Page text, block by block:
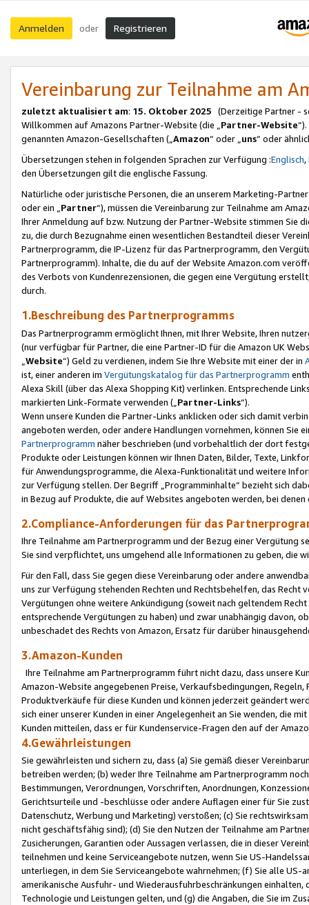
Anmelden oder Registrieren
Vereinbarung zur Teilnahme am
zuletzt aktualisiert am: 15. Oktober 2025 (Derzeitige Partner -
Willkommen auf Amazons Partner-Website (die „Partner-Website
genannten Amazon-Gesellschaften („Amazon“ oder „uns“ oder
Übersetzungen stehen in folgenden Sprachen zur Verfügung :Englisch,
den Übersetzungen gilt die englische Fassung.
Natürliche oder juristische Personen, die an unserem Marketing-
oder ein „Partner“), müssen die Vereinbarung zur Teilnahme am
Ihrer Anmeldung auf bzw. Nutzung der Partner-Website stimmen Sie
zu, die durch Bezugnahme einen wesentlichen Bestandteil dieser
Partnerprogramm, die IP-Lizenz für das Partnerprogramm, den
Partnerprogramm). Inhalte, die du auf der Website Amazon.com
des Verbots von Kundenrezensionen, die gegen eine Vergütung
durch.
1.Beschreibung des Partnerprogramms
Das Partnerprogramm ermöglicht Ihnen, mit Ihrer Website, Ihren
(nur verfügbar für Partner, die eine Partner-ID für die Amazon UK
Website“) Geld zu verdienen, indem Sie Ihre Website mit einer der in
ist, einer anderen im Vergütungskatalog für das Partnerprogramm
Alexa Skill (über das Alexa Shopping Kit) verlinken. Entsprechende
markierten Link-Formate verwenden („ Partner-Links“).
Wenn unsere Kunden die Partner-Links anklicken oder sich damit
angeboten werden, oder andere Handlungen vornehmen, können Sie
Partnerprogramm näher beschrieben (und vorbehaltlich der dort
Produkte oder Leistungen können wir Ihnen Daten, Bilder, Texte,
für Anwendungsprogramme, die Alexa-Funktionalität und weitere
zur Verfügung stellen. Der Begriff „Programminhalte“ bezieht sich
in Bezug auf Produkte, die auf Websites angeboten werden, bei
2.Compliance-Anforderungen für das
Ihre Teilnahme am Partnerprogramm und der Bezug einer Vergütung
Sie sind verpflichtet, uns umgehend alle Informationen zu geben, die
Für den Fall, dass Sie gegen diese Vereinbarung oder andere
uns zur Verfügung stehenden Rechten und Rechtsbehelfen, das
Vergütungen ohne weitere Ankündigung (soweit nach geltendem
entsprechende Vergütungen zu haben) und zwar unabhängig davon,
unbeschadet des Rechts von Amazon, Ersatz für darüber
3.Amazon-Kunden
Ihre Teilnahme am Partnerprogramm führt nicht dazu, dass unsere
Amazon-Website angegebenen Preise, Verkaufsbedingungen,
Produktverkäufe für diese Kunden und können jederzeit geändert
sich einer unserer Kunden in einer Angelegenheit an Sie wenden, die
Kunden mitteilen, dass er für Kundenservice-Fragen den auf der
4.Gewährleistungen
Sie gewährleisten und sichern zu, dass (a) Sie gemäß dieser
betreiben werden; (b) weder Ihre Teilnahme am Partnerprogramm
Bestimmungen, Verordnungen, Vorschriften, Anordnungen,
Gerichtsurteile und -beschlüsse oder andere Auflagen einer für Sie
Datenschutz, Werbung und Marketing) verstoßen; (c) Sie
nicht geschäftsfähig sind); (d) Sie den Nutzen der Teilnahme am
Zusicherungen, Garantien oder Aussagen verlassen, die in dieser
teilnehmen und keine Serviceangebote nutzen, wenn Sie US-
unterliegen, in dem Sie Serviceangebote wahrnehmen; (f) Sie alle
amerikanische Ausfuhr- und Wiederausfuhrbeschränkungen
Technologie und Leistungen gelten, und (g) die Angaben, die Sie im